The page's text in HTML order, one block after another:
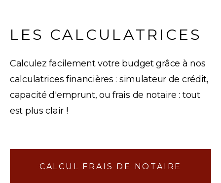
LES CALCULATRICES
Calculez facilement votre budget grâce à nos
calculatrices financières : simulateur de crédit,
capacité d'emprunt, ou frais de notaire : tout
est plus clair !
CALCUL FRAIS DE NOTAIRE